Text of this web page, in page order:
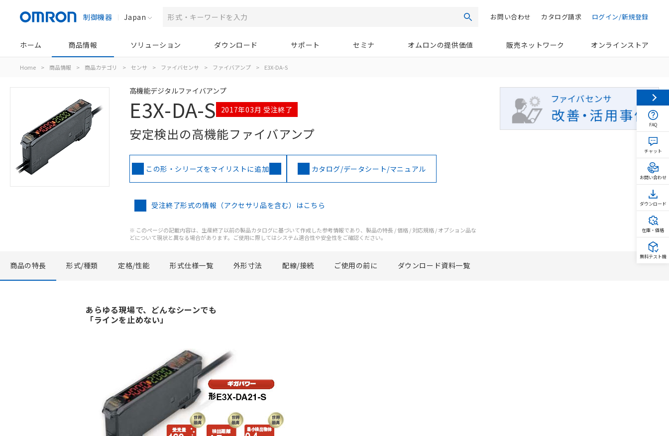
制御機器 Japan 検索 ログイン/新規登録
カタログ請求
お問い合わせ
ホーム 商品情報 ソリューション ダウンロード サポート セミナ オムロンの提供価値 販売ネットワーク オンラインストア
Home > 商品情報 > 商品カテゴリ > センサ > ファイバセンサ > ファイバアンプ > E3X-DA-S
高機能デジタルファイバアンプ
E3X-DA-S 2017年03月 受注終了
安定検出の高機能ファイバアンプ
この形・シリーズをマイリストに追加 カタログ/データシート/マニュアル
受注終了形式の情報（アクセサリ品を含む）はこちら
※ このページの記載内容は、生産終了以前の製品カタログに基づいて作成した参考情報であり、製品の特長 / 価格 / 対応規格 / オプション品な
どについて現状と異なる場合があります。ご使用に際してはシステム適合性や安全性をご確認ください。
商品の特長 形式/種類 定格/性能 形式仕様一覧 外形寸法 配線/接続 ご使用の前に ダウンロード資料一覧
あらゆる現場で、どんなシーンでも
「ラインを止めない」
FAQ
チャット
お問い合わせ
ダウンロード
在庫・価格
無料テスト機